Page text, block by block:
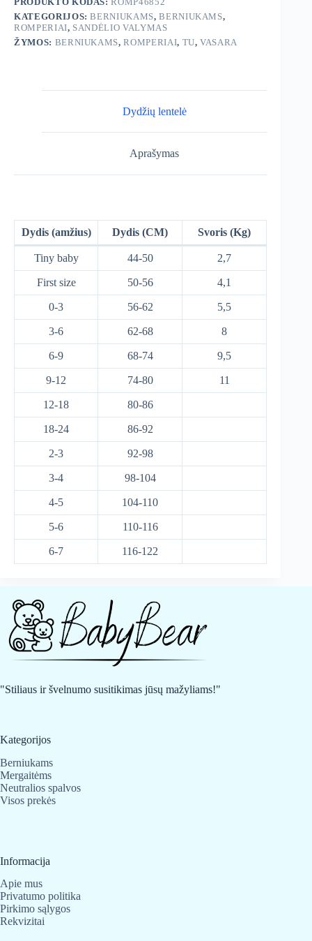
KATEGORIJOS:BERNIUKAMS,BERNIUKAMS,
ROMPERIAI, SANDĖLIO VALYMAS
ŽYMOS: BERNIUKAMS,ROMPERIAI, TU,VASARA
Dydžių lentelė
Aprašymas
Dydis (amžius) Dydis (CM) Svoris (Kg)
Tiny baby 44-50 2,7
First size 50-56 4,1
0-3 56-62 5,5
3-6 62-68 8
6-9 68-74 9,5
9-12 74-80 11
12-18 80-86
18-24 86-92
2-3 92-98
3-4 98-104
4-5 104-110
5-6 110-116
6-7 116-122
"Stiliaus ir švelnumo susitikimas jūsų mažyliams!"
Kategorijos
Berniukams
Mergaitėms
Neutralios spalvos
Visos prekės
Informacija
Apie mus
Privatumo politika
Pirkimo sąlygos
Rekvizitai